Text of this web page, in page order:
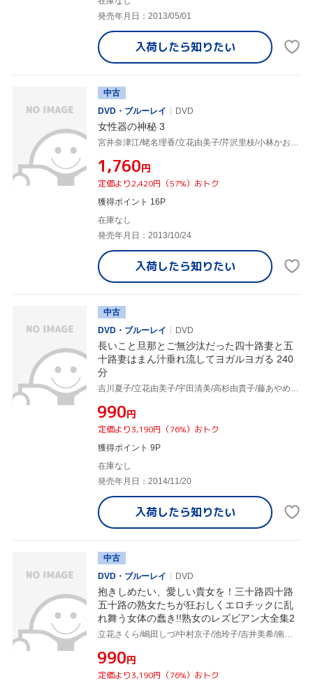
発売年月日：2013/05/01
入荷したら知りたい
中古
DVD・ブルーレイ
DVD
女性器の神秘 3
¥1,760円
定価より2,420円（57%）おトク
獲得ポイント 16P
在庫なし
発売年月日：2013/10/24
入荷したら知りたい
中古
DVD・ブルーレイ
DVD
長いこと旦那とご無沙汰だった四十路妻と五
十路妻はまん汁垂れ流してヨガルヨガる 240
分
¥990円
定価より3,190円（76%）おトク
獲得ポイント 9P
在庫なし
発売年月日：2014/11/20
入荷したら知りたい
中古
DVD・ブルーレイ
DVD
抱きしめたい、愛しい貴女を！三十路四十路
五十路の熟女たちが狂おしくエロチックに乱
れ舞う女体の蠢き!!熟女のレズビアン大全集2
立花さくら/嶋田しづ/中村京子/池玲子/吉井美希/南ももこ/内藤由美/三嶋宏子
¥990円
定価より3,190円（76%）おトク